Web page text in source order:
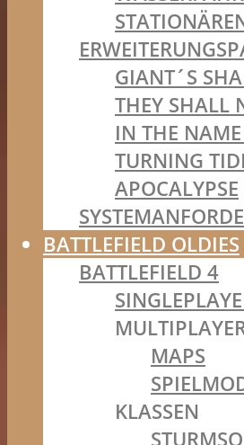
GIANT´S
THEY SHALL
IN THE
TURNING
APOCALYPSE
BATTLEFIELD OLDIES
BATTLEFIELD 4
MAPS
KLASSEN